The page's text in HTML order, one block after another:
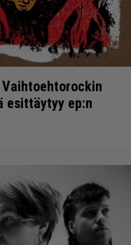
esittäytyy ep:n